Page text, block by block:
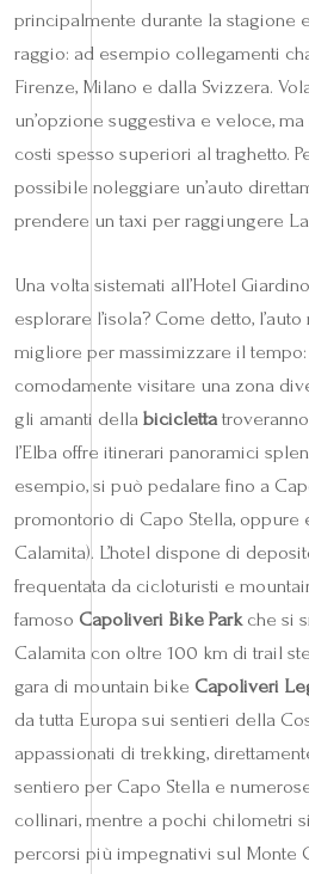
principalmente durante la stagione
raggio: ad esempio collegamenti
Firenze, Milano e dalla Svizzera.
un’opzione suggestiva e veloce,
costi spesso superiori al traghetto.
possibile noleggiare un’auto
prendere un taxi per raggiungere
Una volta sistemati all’Hotel
esplorare l’isola? Come detto,
migliore per massimizzare il
comodamente visitare una zona
gli amanti della bicicletta
l’Elba offre itinerari panoramici
esempio, si può pedalare fino a
promontorio di Capo Stella, oppure
Calamita). L’hotel dispone di
frequentata da cicloturisti e
famoso Capoliveri Bike Parkche si
Calamita con oltre 100 km di trail
gara di mountain bike Capoliveri
da tutta Europa sui sentieri della
appassionati di trekking,
sentiero per Capo Stella e
collinari, mentre a pochi chilometri
percorsi più impegnativi sul Monte